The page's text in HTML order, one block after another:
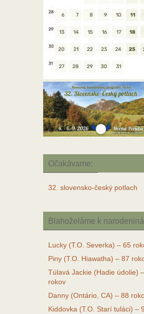
Očakávame:
32. slovensko-český potlach
Blahoželáme k
Lucky (T.O. Severka) – 65
Piny (T.O. Hiawatha) – 87
Túlavá Jackie (Hadie údolie)
rokov
Danny (Ontário, CA) – 88
Kiddovka (T.O. Starí tuláci) –